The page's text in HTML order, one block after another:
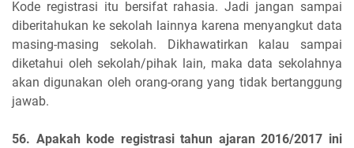
Kode registrasi itu bersifat rahasia. Jadi jangan sampai
diberitahukan ke sekolah lainnya karena menyangkut data
masing-masing sekolah. Dikhawatirkan kalau sampai
diketahui oleh sekolah/pihak lain, maka data sekolahnya
akan digunakan oleh orang-orang yang tidak bertanggung
jawab.
56. Apakah kode registrasi tahun ajaran 2016/2017 ini